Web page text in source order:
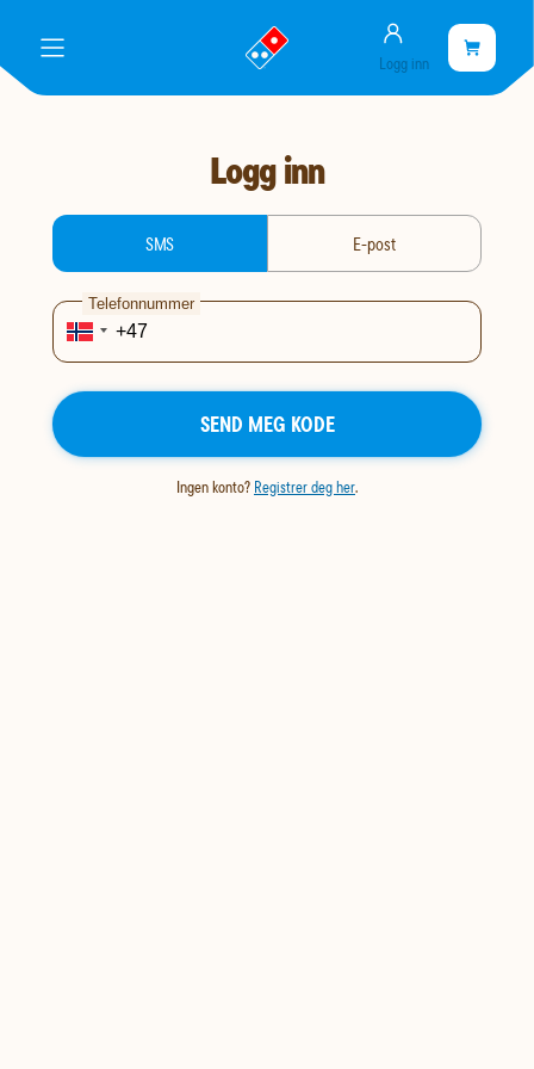
meny
gå
til
landingssiden
Konto
Logg inn
er
tom
Logg inn
login-type
SMS E-post
Telefonnummer
SEND MEG KODE
Ingen konto? Registrer deg her.